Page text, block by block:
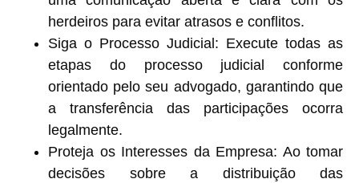
herdeiros para evitar atrasos e conflitos.
Siga o Processo Judicial : Execute todas as
etapas do processo judicial conforme
orientado pelo seu advogado, garantindo que
a transferência das participações ocorra
legalmente.
Proteja os Interesses da Empresa: Ao tomar
decisões sobre a distribuição das